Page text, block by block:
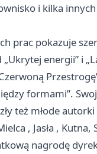
i kilka
prac pokazuje
energii” i
formami”.
też młode
, Jasła , Kutna,
nagrodę